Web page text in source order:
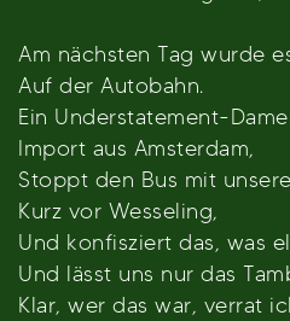
Am nächsten Tag wurde
Auf der Autobahn.
Ein Understatement-
Import aus Amsterdam,
Stoppt den Bus mit
Kurz vor Wesseling,
Und konfisziert das, was
Und lässt uns nur das
Klar, wer das war, verrat